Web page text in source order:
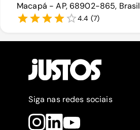
Macapá - AP, 68902-865, Brasil
4.4 (7)
Siga nas redes sociais